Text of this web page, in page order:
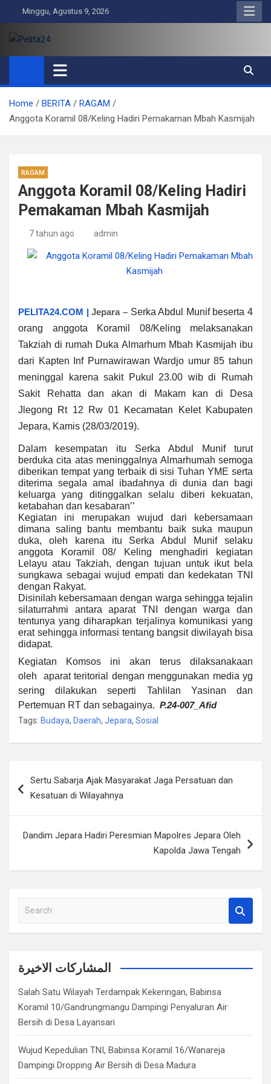
to
content
Minggu, Agustus 9, 2026
Pelita24
Aktual, Mendalam dan Terpercaya
Home BERITA
RAGAM
Anggota Koramil 08/Keling Hadiri Pemakaman Mbah Kasmijah
RAGAM
Anggota Koramil 08/Keling Hadiri
Pemakaman Mbah Kasmijah
7 tahun ago admin
PELITA24.COM | Jepara – Serka Abdul Munif beserta 4
orang anggota Koramil 08/Keling melaksanakan
Takziah di rumah Duka Almarhum Mbah Kasmijah ibu
dari Kapten Inf Purnawirawan Wardjo umur 85 tahun
meninggal karena sakit Pukul 23.00 wib di Rumah
Sakit Rehatta dan akan di Makam kan di Desa
Jlegong Rt 12 Rw 01 Kecamatan Kelet Kabupaten
Jepara, Kamis (28/03/2019).
Dalam kesempatan itu Serka Abdul Munif turut
berduka cita atas meninggalnya Almarhumah semoga
diberikan tempat yang terbaik di sisi Tuhan YME serta
diterima segala amal ibadahnya di dunia dan bagi
keluarga yang ditinggalkan selalu diberi kekuatan,
ketabahan dan kesabaran’’
Kegiatan ini merupakan wujud dari kebersamaan
dimana saling bantu membantu baik suka maupun
duka, oleh karena itu Serka Abdul Munif selaku
anggota Koramil 08/ Keling menghadiri kegiatan
Lelayu atau Takziah, dengan tujuan untuk ikut bela
sungkawa sebagai wujud empati dan kedekatan TNI
dengan Rakyat.
Disinilah kebersamaan dengan warga sehingga tejalin
silaturrahmi antara aparat TNI dengan warga dan
tentunya yang diharapkan terjalinya komunikasi yang
erat sehingga informasi tentang bangsit diwilayah bisa
didapat.
Kegiatan Komsos ini akan terus dilaksanakaan
oleh
aparat teritorial dengan menggunakan media yg
sering dilakukan seperti Tahlilan Yasinan dan
Pertemuan RT dan sebagainya. P.24-007_ Afid
Tags: Budaya, Daerah, Jepara, Sosial
posSertu Sabarja Ajak Masyarakat Jaga Persatuan dan
Kesatuan di Wilayahnya
Dandim Jepara Hadiri Peresmian Mapolres Jepara Oleh
Kapolda Jawa Tengah
a
c
المشاركات الاخيرة
Salah Satu Wilayah Terdampak Kekeringan, Babinsa
Koramil 10/Gandrungmangu Dampingi Penyaluran Air
Bersih di Desa Layansari
Wujud Kepedulian TNI, Babinsa Koramil 16/Wanareja
Dampingi Dropping Air Bersih di Desa Madura